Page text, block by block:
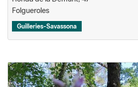
Folgueroles
Guilleries-Savassona